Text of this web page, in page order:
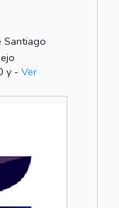
Santiago
y - Ver